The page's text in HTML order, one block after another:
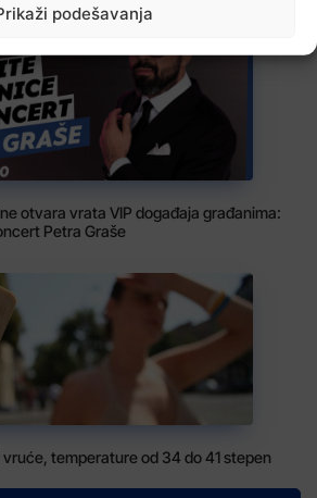
podešavanja
otvara vrata VIP događaja građanima:
Petra Graše
vruće, temperature od 34 do 41 stepen